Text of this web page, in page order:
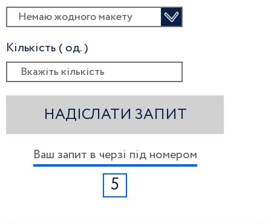
Немаю жодного макету
Кількість ( од. )
НАДІСЛАТИ ЗАПИТ
Ваш запит в черзі під номером
5